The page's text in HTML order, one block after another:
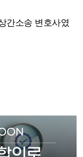
간소송 변호사였